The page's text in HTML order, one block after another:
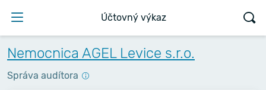
Účtovný výkaz
Nemocnica AGEL Levice s.r.o.
Správa audítora